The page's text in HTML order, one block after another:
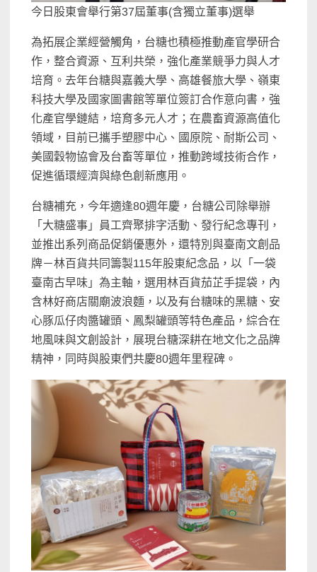
今日股東會舉行第37屆董事(含獨立董事)選舉
為拓展企業經營觸角，台糖也積極推動產官學研合
作，整合資源、互利共榮，強化產業競爭力與人才
培育。去年台糖與嘉義大學、高雄餐旅大學、嶺東
科技大學及國家圖書館等單位簽訂合作意向書，強
化產官學鏈結，培育多元人才；在農畜資源高值化
領域，目前已攜手塑膠中心、國原院、耐斯公司、
美國穀物協會及台畜等單位，推動跨域技術合作，
促進循環經濟與綠色創新應用。
台糖補充，今年適逢80週年慶，台糖公司除舉辦
「大糖盛事」員工齊聚排字活動、發行紀念專刊，
並推出系列商品促銷優惠外，還特別與臺南文創品
牌－林百貨共同籌製115年股東紀念品，以「一袋
臺南古早味」為主軸，選用林百貨茄芷手提袋，內
含林好商店關廟波浪麵，以及有台糖味的黑糖、安
心豚瓜仔肉醬罐頭、鳳梨罐頭等特色產品，綜合在
地風味與文創設計，展現台糖深耕在地文化之品牌
精神，同時與股東們共慶80週年里程碑。